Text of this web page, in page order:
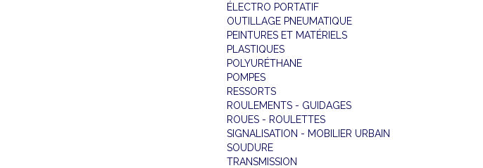
ÉLECTRO PORTATIF
OUTILLAGE PNEUMATIQUE
PEINTURES ET MATÉRIELS
PLASTIQUES
POLYURÉTHANE
POMPES
RESSORTS
ROULEMENTS - GUIDAGES
ROUES - ROULETTES
SIGNALISATION - MOBILIER URBAIN
SOUDURE
TRANSMISSION